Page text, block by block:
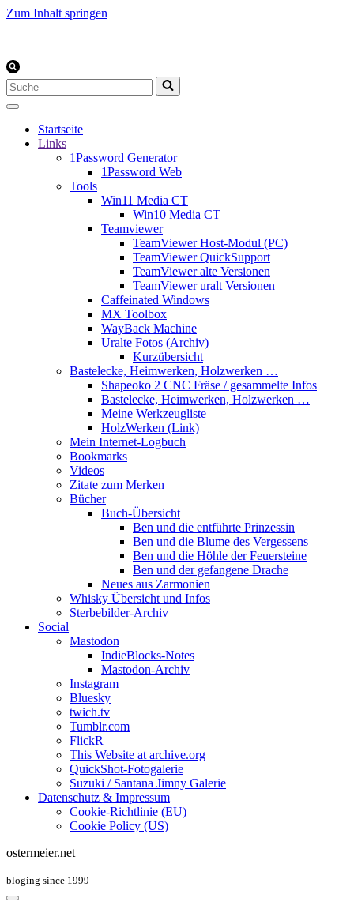
Zum Inhalt springen
Suchen
nach …
Startseite
Links
1Password Generator
1Password Web
Tools
Win11 Media CT
Win10 Media CT
Teamviewer
TeamViewer Host-Modul (PC)
TeamViewer QuickSupport
TeamViewer alte Versionen
TeamViewer uralt Versionen
Caffeinated Windows
MX Toolbox
WayBack Machine
Uralte Fotos (Archiv)
Kurzübersicht
Bastelecke, Heimwerken, Holzwerken …
Shapeoko 2 CNC Fräse / gesammelte Infos
Bastelecke, Heimwerken, Holzwerken …
Meine Werkzeugliste
HolzWerken (Link)
Mein Internet-Logbuch
Bookmarks
Videos
Zitate zum Merken
Bücher
Buch-Übersicht
Ben und die entführte Prinzessin
Ben und die Blume des Vergessens
Ben und die Höhle der Feuersteine
Ben und der gefangene Drache
Neues aus Zarmonien
Whisky Übersicht und Infos
Sterbebilder-Archiv
Social
Mastodon
IndieBlocks-Notes
Mastodon-Archiv
Instagram
Bluesky
twich.tv
Tumblr.com
FlickR
This Website at archive.org
QuickShot-Fotogalerie
Suzuki / Santana Jimny Galerie
Datenschutz & Impressum
Cookie-Richtlinie (EU)
Cookie Policy (US)
ostermeier.net
bloging since 1999